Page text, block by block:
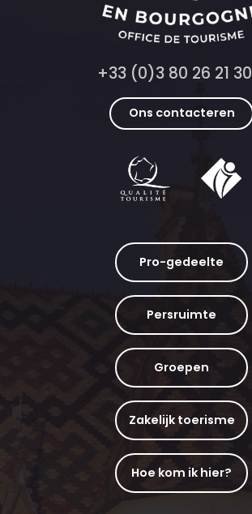
+33 (0)3 80 26 21 30
Ons contacteren
Pro-gedeelte
Persruimte
Groepen
Zakelijk toerisme
Hoe kom ik hier?